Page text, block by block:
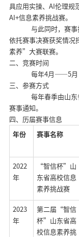
具应用实操、 AI伦理规
AI+信息素养挑战赛。
与此同时，赛事
依托赛事决赛获奖情
素养”大赛联赛。
二、竞赛时间
每年4月——5月
三、参赛方式
每年春季由山
赛事通知。
四、历届赛事信息
年份
赛事名称
2022
年
“智信杯”山
东省高校信息
素养挑战赛
2023
年
第二届“智信
杯”山东省高
校信息素养挑